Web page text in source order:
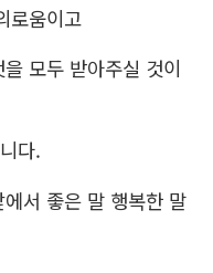
로움이고
모두 받아주실 것이
다.
서 좋은 말 행복한 말